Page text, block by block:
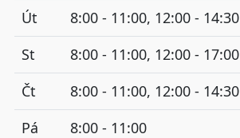
Út
8:00 - 11:00, 12:00 - 14:30
St
8:00 - 11:00, 12:00 - 17:00
Čt
8:00 - 11:00, 12:00 - 14:30
Pá
8:00 - 11:00